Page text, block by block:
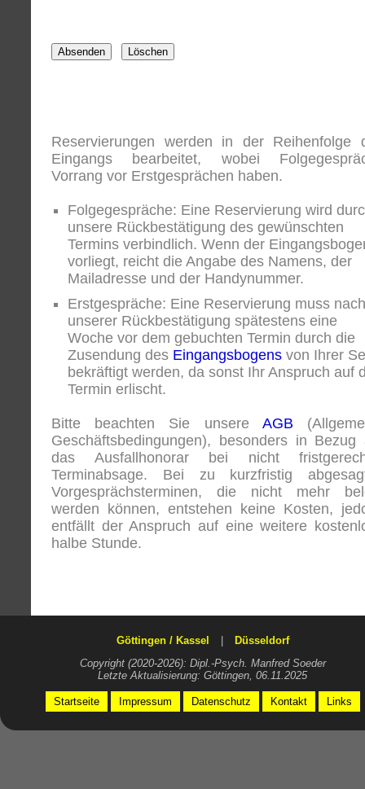
Reservierungen werden in der Reihenfolge
Eingangs bearbeitet, wobei
Vorrang vor Erstgesprächen haben.
Folgegespräche: Eine Reservierung wird
unsere Rückbestätigung des gewünschten
Termins verbindlich. Wenn der
vorliegt, reicht die Angabe des Namens, der
Mailadresse und der Handynummer.
Erstgespräche: Eine Reservierung muss nach
unserer Rückbestätigung spätestens eine
Woche vor dem gebuchten Termin durch die
Zusendung des Eingangsbogens von Ihrer
bekräftigt werden, da sonst Ihr Anspruch auf
Termin erlischt.
Bitte beachten Sie unsere AGB
Geschäftsbedingungen), besonders in Bezug
das Ausfallhonorar bei nicht
Terminabsage. Bei zu kurzfristig
Vorgesprächsterminen, die nicht mehr
werden können, entstehen keine Kosten,
entfällt der Anspruch auf eine weitere
halbe Stunde.
Göttingen / Kassel
Düsseldorf
Copyright (2020-2026): Dipl.-Psych. Manfred Soeder
Letzte Aktualisierung: Göttingen, 06.11.2025
Startseite Impressum Datenschutz Kontakt Links